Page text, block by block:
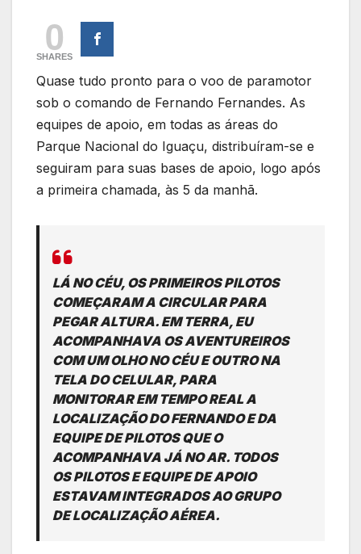
0
SHARES
Quase tudo pronto para o voo de paramotor
sob o comando de Fernando Fernandes. As
equipes de apoio, em todas as áreas do
Parque Nacional do Iguaçu, distribuíram-se e
seguiram para suas bases de apoio, logo após
a primeira chamada, às 5 da manhã.
LÁ NO CÉU, OS PRIMEIROS PILOTOS
COMEÇARAM A CIRCULAR PARA
PEGAR ALTURA. EM TERRA, EU
ACOMPANHAVA OS AVENTUREIROS
COM UM OLHO NO CÉU E OUTRO NA
TELA DO CELULAR, PARA
MONITORAR EM TEMPO REAL A
LOCALIZAÇÃO DO FERNANDO E DA
EQUIPE DE PILOTOS QUE O
ACOMPANHAVA JÁ NO AR. TODOS
OS PILOTOS E EQUIPE DE APOIO
ESTAVAM INTEGRADOS AO GRUPO
DE LOCALIZAÇÃO AÉREA.